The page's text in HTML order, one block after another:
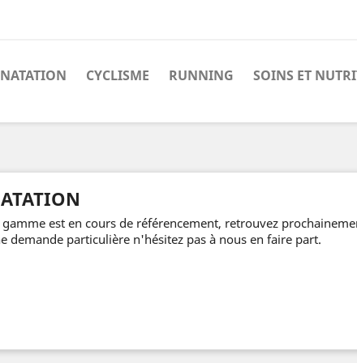
NATATION CYCLISME RUNNING SOINS ET
gamme est en cours de référencement, retrouvez
demande particulière n'hésitez pas à nous en faire part.